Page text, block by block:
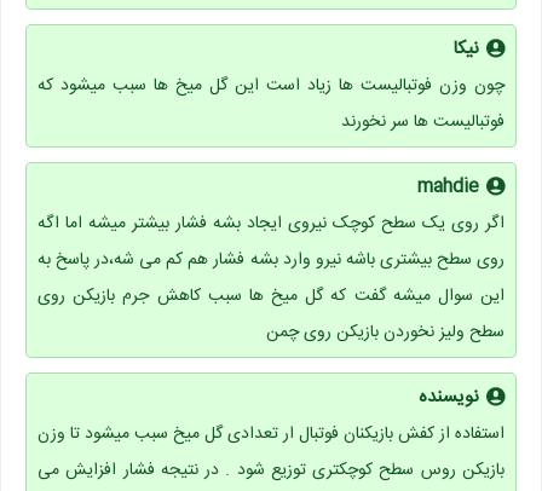
نیکا
چون وزن فوتبالیست ها زیاد است این گل میخ ها سبب میشود که
فوتبالیست ها سر نخورند
mahdie
اگر روی یک سطح کوچک نیروی ایجاد بشه فشار بیشتر میشه اما اگه
روی سطح بیشتری باشه نیرو وارد بشه فشار هم کم می شه،در پاسخ به
این سوال میشه گفت که گل میخ ها سبب کاهش جرم بازیکن روی
سطح ولیز نخوردن بازیکن روی چمن
نویسنده
استفاده از کفش بازیکنان فوتبال ار تعدادی گل میخ سبب میشود تا وزن
بازیکن روس سطح کوچکتری توزیع شود . در نتیجه فشار افزایش می